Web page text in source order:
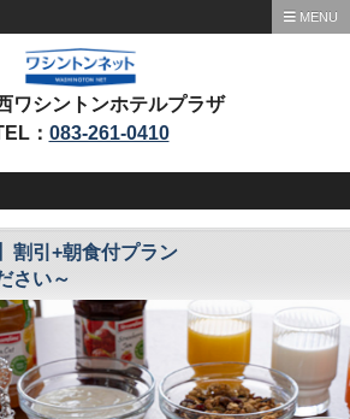
MENU
ワシントンホテルプラザ
： 083-261-0410
割引+朝食付プラン
さい～